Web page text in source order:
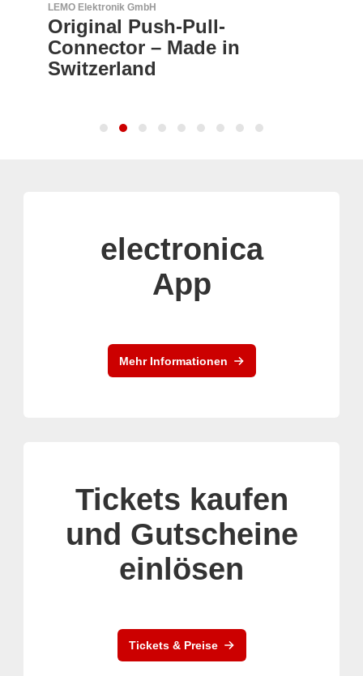
Sciosense B.V.
Durchfluss- und
Umweltsensoren
electronica
App
Mehr Informationen
Tickets kaufen
und Gutscheine
einlösen
Tickets & Preise